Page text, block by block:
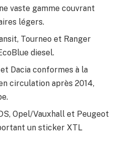
vaste gamme couvrant
légers.
Tourneo et Ranger
diesel.
Dacia conformes à la
circulation après 2014,
Opel/Vauxhall et Peugeot
un sticker XTL